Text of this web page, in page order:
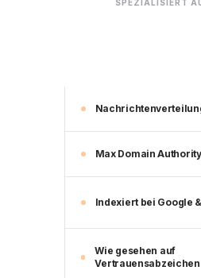
SPEZIALISIERT
Max Domain Authority
Indexiert bei Google
Wie gesehen auf
Vertrauensabzeichen